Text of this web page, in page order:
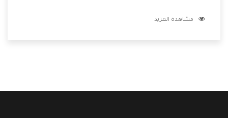
الشركة بها والتى تكون منها خدمة الصيانة التى تكون من أهم
مشاهدة المزيد